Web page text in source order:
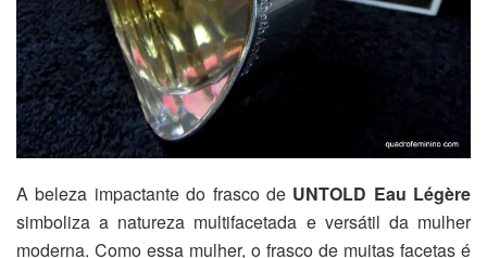
A beleza impactante do frasco de UNTOLD Eau Légère
simboliza a natureza multifacetada e versátil da mulher
moderna. Como essa mulher, o frasco de muitas facetas é